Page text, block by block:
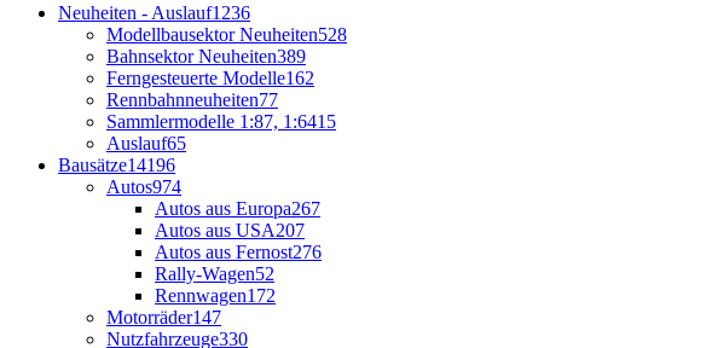
Neuheiten - Auslauf1236
Modellbausektor Neuheiten528
Bahnsektor Neuheiten389
Ferngesteuerte Modelle162
Rennbahnneuheiten77
Sammlermodelle 1:87, 1:6415
Auslauf65
Bausätze14196
Autos974
Autos aus Europa267
Autos aus USA207
Autos aus Fernost276
Rally-Wagen52
Rennwagen172
Motorräder147
Nutzfahrzeuge330